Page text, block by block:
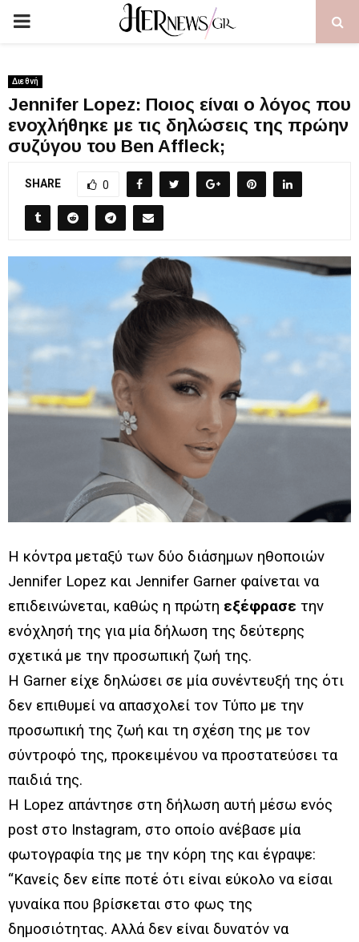
PRIMARY
Διεθνή
Jennifer Lopez: Ποιος είναι ο λόγος που
ενοχλήθηκε με τις δηλώσεις της πρώην
συζύγου του Ben Affleck;
SHARE 0
Η κόντρα μεταξύ των δύο διάσημων ηθοποιών
Jennifer Lopez και Jennifer Garner φαίνεται να
επιδεινώνεται, καθώς η πρώτη εξέφρασε την
ενόχλησή της για μία δήλωση της δεύτερης
σχετικά με την προσωπική ζωή της.
Η Garner είχε δηλώσει σε μία συνέντευξή της ότι
δεν επιθυμεί να απασχολεί τον Τύπο με την
προσωπική της ζωή και τη σχέση της με τον
σύντροφό της, προκειμένου να προστατεύσει τα
παιδιά της.
Η Lopez απάντησε στη δήλωση αυτή μέσω ενός
post στο Instagram, στο οποίο ανέβασε μία
φωτογραφία της με την κόρη της και έγραψε:
“Κανείς δεν είπε ποτέ ότι είναι εύκολο να είσαι
γυναίκα που βρίσκεται στο φως της
δημοσιότητας. Αλλά δεν είναι δυνατόν να